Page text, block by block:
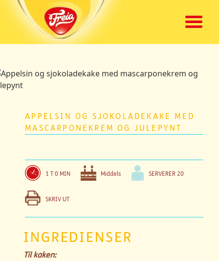
APPELSIN OG SJOKOLADEKAKE MED
MASCARPONEKREM OG JULEPYNT
1 T 0 MIN Middels SERVERER 20
SKRIV UT
INGREDIENSER
Til kaken: